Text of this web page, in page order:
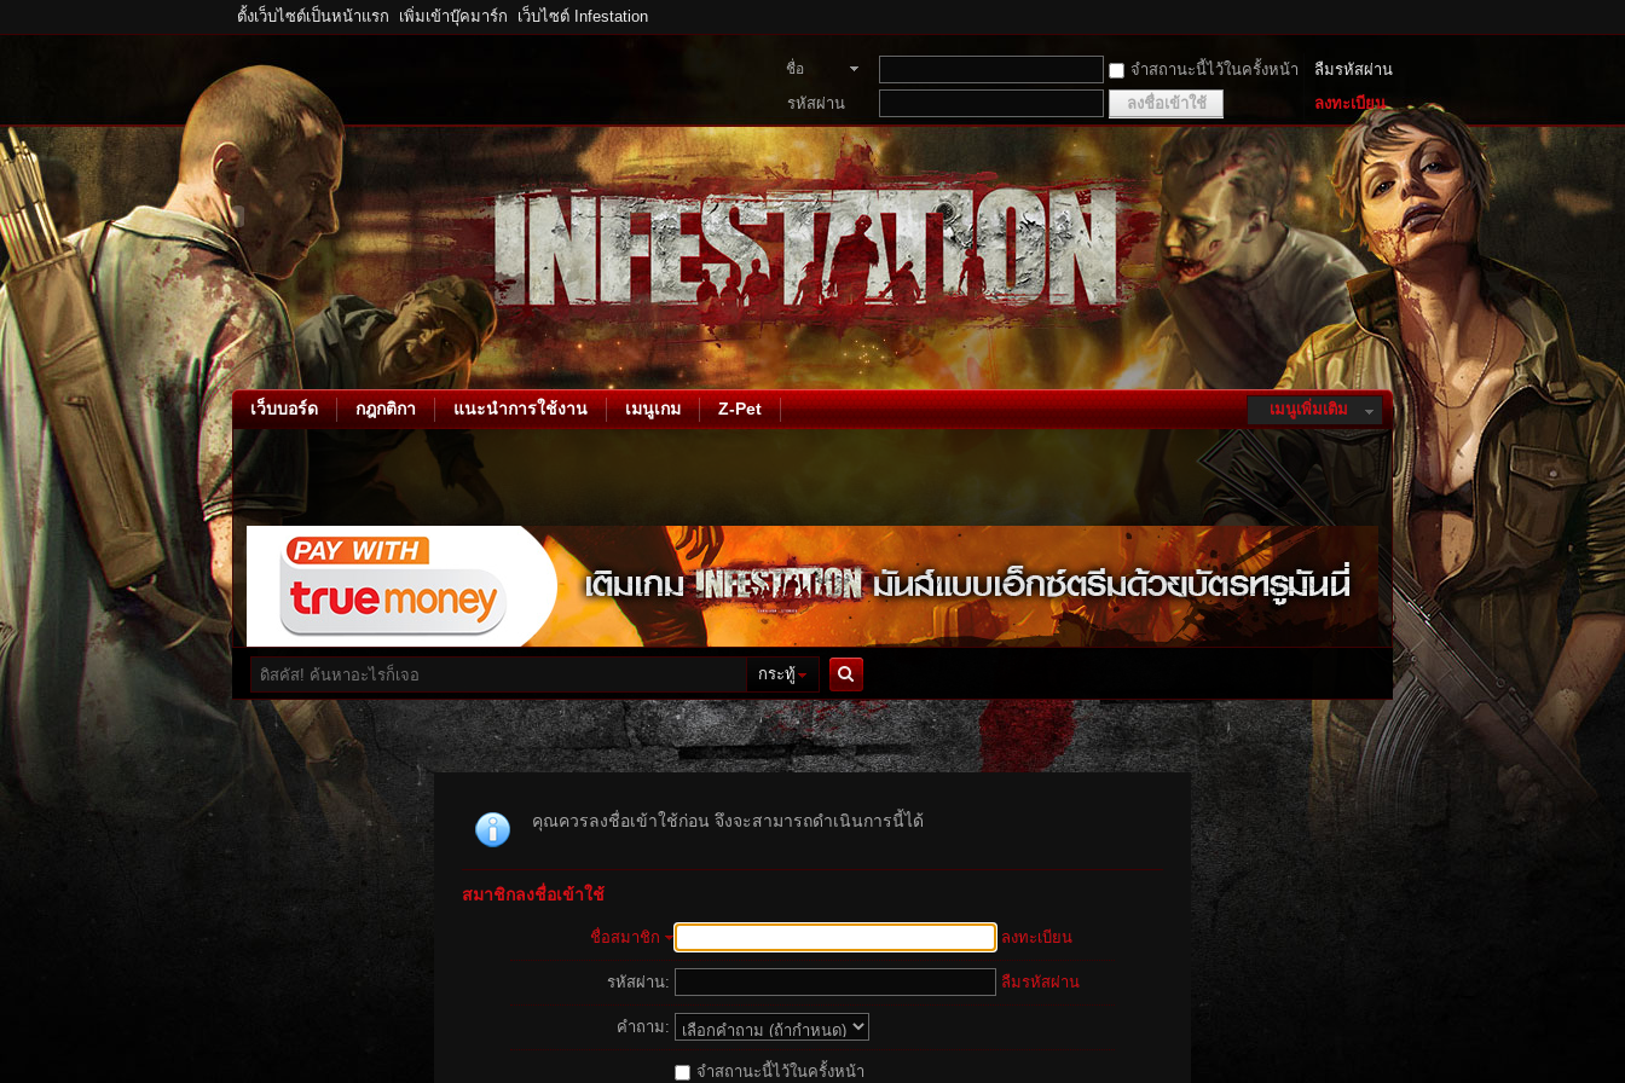
ตั้งเว็บไซต์เป็นหน้าแรก เพิ่มเข้าบุ๊คมาร์ก เว็บไซต์ Infestation
ชื่อ
สมาชิก
จำสถานะนี้ไว้ในครั้งหน้า
ลืมรหัสผ่าน
รหัสผ่าน
ลงชื่อเข้าใช้ ลงทะเบียน
เมนูเพิ่มเติม
เว็บบอร์ด กฎกติกา แนะนำการใช้งาน เมนูเกม Z-Pet
กระทู้
ค้นหา
คุณควรลงชื่อเข้าใช้ก่อน จึงจะสามารถดำเนินการนี้ได้
สมาชิกลงชื่อเข้าใช้
ชื่อสมาชิก ลงทะเบียน
รหัสผ่าน: ลืมรหัสผ่าน
คำถาม:
จำสถานะนี้ไว้ในครั้งหน้า